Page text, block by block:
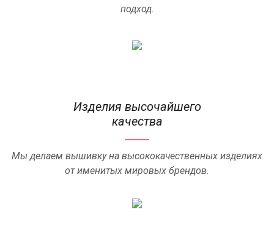
подход.
Изделия высочайшего
качества
Мы делаем вышивку на высококачественных изделиях
от именитых мировых брендов.